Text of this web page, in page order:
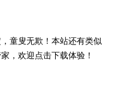
童叟无欺！本站还有类似
，欢迎点击下载体验！